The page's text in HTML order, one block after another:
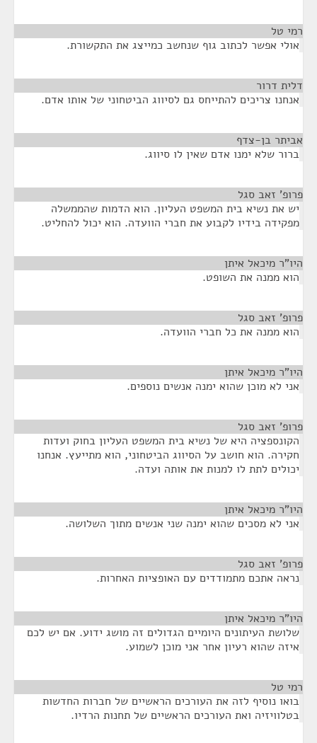
רמי טל
אולי אפשר לכתוב גוף שנחשב כמייצג את התקשורת.
דלית דרור
אנחנו צריכים להתייחס גם לסיווג הביטחוני של אותו אדם.
אביתר בן-צדף
ברור שלא ימנו אדם שאין לו סיווג.
פרופ' זאב סגל
יש את נשיא בית המשפט העליון. הוא הדמות שהממשלה
מפקידה בידיו לקבוע את חברי הוועדה. הוא יכול להחליט.
היו"ר מיכאל איתן
הוא ממנה את השופט.
פרופ' זאב סגל
הוא ממנה את כל חברי הוועדה.
היו"ר מיכאל איתן
אני לא מוכן שהוא ימנה אנשים נוספים.
פרופ' זאב סגל
הקונספציה היא של נשיא בית המשפט העליון בחוק ועדות
חקירה. הוא חושב על הסיווג הביטחוני, הוא מתייעץ. אנחנו
יכולים לתת לו למנות את אותה ועדה.
היו"ר מיכאל איתן
אני לא מסכים שהוא ימנה שני אנשים מתוך השלושה.
פרופ' זאב סגל
נראה אתכם מתמודדים עם האופציות האחרות.
היו"ר מיכאל איתן
שלושת העיתונים היומיים הגדולים זה מושג ידוע. אם יש לכם
איזה שהוא רעיון אחר אני מוכן לשמוע.
רמי טל
בואו נוסיף לזה את העורכים הראשיים של חברות החדשות
בטלוויזיה ואת העורכים הראשיים של תחנות הרדיו.